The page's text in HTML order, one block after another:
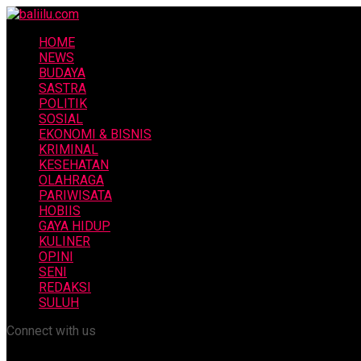
HOME
NEWS
BUDAYA
SASTRA
POLITIK
SOSIAL
EKONOMI & BISNIS
KRIMINAL
KESEHATAN
OLAHRAGA
PARIWISATA
HOBIIS
GAYA HIDUP
KULINER
OPINI
SENI
REDAKSI
SULUH
Connect with us